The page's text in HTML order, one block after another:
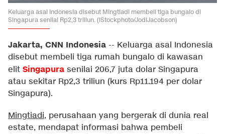
Keluarga asal Indonesia disebut Mingtiadi membeli tiga bungalo di
Singapura senilai Rp2,3 triliun. (iStockphoto/JodiJacobson)
Jakarta, CNN Indonesia -- Keluarga asal Indonesia
disebut membeli tiga rumah bungalo di kawasan
elit Singapura senilai 206,7 juta dolar Singapura
atau sekitar Rp2,3 triliun (kurs Rp11.194 per dolar
Singapura).
Mingtiadi, perusahaan yang bergerak di dunia real
estate, mendapat informasi bahwa pembeli